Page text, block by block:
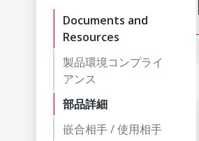
Documents and
Resources
製品環境コンプライ
アンス
部品詳細
嵌合相手 / 使用相手